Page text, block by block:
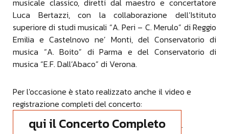
musicale classico, diretti dal maestro e concertatore
Luca Bertazzi, con la collaborazione dell’Istituto
superiore di studi musicali “A. Peri – C. Merulo” di Reggio
Emilia e Castelnovo ne’ Monti, del Conservatorio di
musica “A. Boito” di Parma e del Conservatorio di
musica “E.F. Dall’Abaco” di Verona.
Per l'occasione è stato realizzato anche il video e
registrazione completi del concerto:
qui il Concerto Completo .